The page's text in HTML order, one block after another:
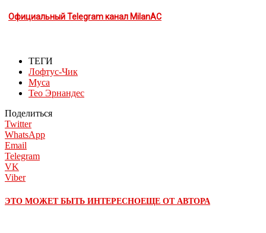
Официальный Telegram канал MilanAC
ТЕГИ
Лофтус-Чик
Муса
Тео Эрнандес
Поделиться
Twitter
WhatsApp
Email
Telegram
VK
Viber
ЭТО МОЖЕТ БЫТЬ ИНТЕРЕСНОЕЩЕ ОТ АВТОРА